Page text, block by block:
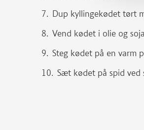
Dup kyllingekødet tørt
Vend kødet i olie og
Steg kødet på en varm
Sæt kødet på spid ved